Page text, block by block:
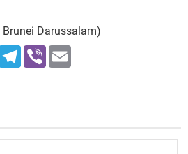
Darussalam)
Telegram
Viber